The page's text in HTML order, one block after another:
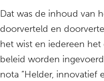
Dat was de inhoud van
doorverteld en
het wist en iedereen
beleid worden
nota ”Helder, innovatief